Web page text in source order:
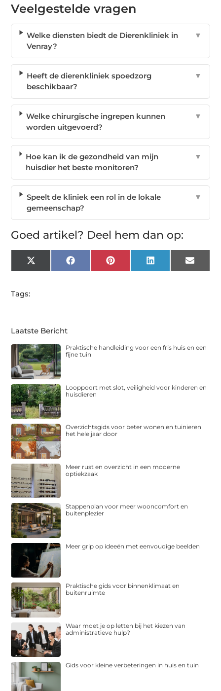
Veelgestelde vragen
Welke diensten biedt de Dierenkliniek in
Venray?
▼
Heeft de dierenkliniek spoedzorg
beschikbaar?
▼
Welke chirurgische ingrepen kunnen
worden uitgevoerd?
▼
Hoe kan ik de gezondheid van mijn
huisdier het beste monitoren?
▼
Speelt de kliniek een rol in de lokale
gemeenschap?
▼
Goed artikel? Deel hem dan op:
X
(Twitter)
FacebookPinterest LinkedIn Email
Tags:
Laatste Bericht
Praktische handleiding voor een fris huis en een
fijne tuin
Looppoort met slot, veiligheid voor kinderen en
huisdieren
Overzichtsgids voor beter wonen en tuinieren
het hele jaar door
Meer rust en overzicht in een moderne
optiekzaak
Stappenplan voor meer wooncomfort en
buitenplezier
Meer grip op ideeën met eenvoudige beelden
Praktische gids voor binnenklimaat en
buitenruimte
Waar moet je op letten bij het kiezen van
administratieve hulp?
Gids voor kleine verbeteringen in huis en tuin